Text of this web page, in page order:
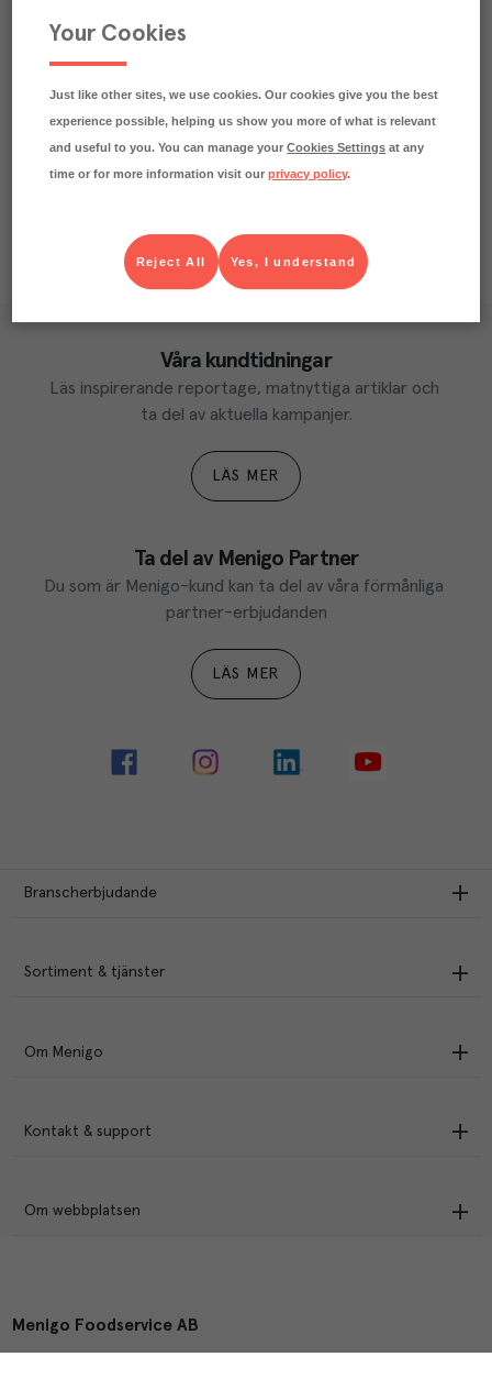
Varje kilo av varan påverkar klimatet motsvarande
utsläppen av 6.3 kg koldioxid.
Våra kundtidningar
Läs inspirerande reportage, matnyttiga artiklar och
ta del av aktuella kampanjer.
LÄS MER
Ta del av Menigo Partner
Du som är Menigo-kund kan ta del av våra förmånliga
partner-erbjudanden
LÄS MER
Branscherbjudande
Sortiment & tjänster
Om Menigo
Kontakt & support
Om webbplatsen
Menigo Foodservice AB
Your Cookies
Just like other sites, we use cookies. Our cookies give you the best
experience possible, helping us show you more of what is relevant
and useful to you. You can manage yourCookies Settings at any
time or for more information visit ourprivacy policy.
Yes, I understand
Reject All